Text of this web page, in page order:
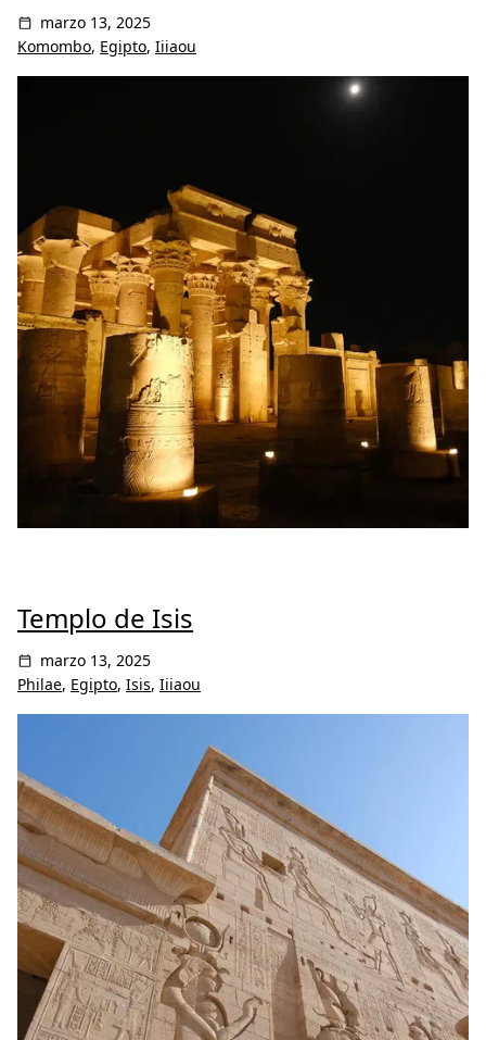
marzo 13, 2025
Komombo, Egipto, Iiiaou
Templo de Isis
marzo 13, 2025
Philae, Egipto, Isis, Iiiaou